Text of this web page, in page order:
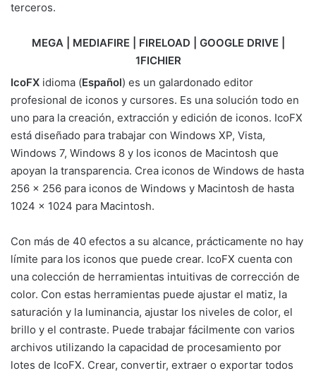
terceros.
MEGA | MEDIAFIRE | FIRELOAD | GOOGLE DRIVE |
1FICHIER
IcoFX idioma (Español) es un galardonado editor
profesional de iconos y cursores. Es una solución todo en
uno para la creación, extracción y edición de iconos. IcoFX
está diseñado para trabajar con Windows XP, Vista,
Windows 7, Windows 8 y los iconos de Macintosh que
apoyan la transparencia. Crea iconos de Windows de hasta
256 × 256 para iconos de Windows y Macintosh de hasta
1024 × 1024 para Macintosh.
Con más de 40 efectos a su alcance, prácticamente no hay
límite para los iconos que puede crear. IcoFX cuenta con
una colección de herramientas intuitivas de corrección de
color. Con estas herramientas puede ajustar el matiz, la
saturación y la luminancia, ajustar los niveles de color, el
brillo y el contraste. Puede trabajar fácilmente con varios
archivos utilizando la capacidad de procesamiento por
lotes de IcoFX. Crear, convertir, extraer o exportar todos